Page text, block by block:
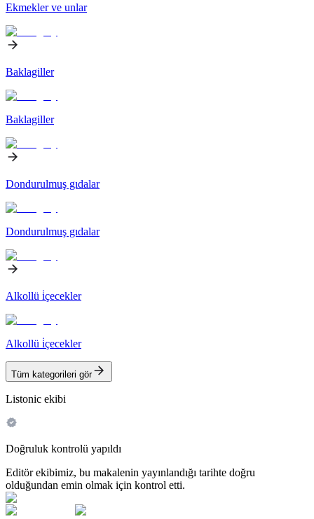
Ekmekler ve unlar
Baklagiller
Baklagiller
Dondurulmuş gıdalar
Dondurulmuş gıdalar
Alkollü i̇çecekler
Alkollü i̇çecekler
Tüm kategorileri gör
Listonic ekibi
Doğruluk kontrolü yapıldı
Editör ekibimiz, bu makalenin yayınlandığı tarihte doğru
olduğundan emin olmak için kontrol etti.